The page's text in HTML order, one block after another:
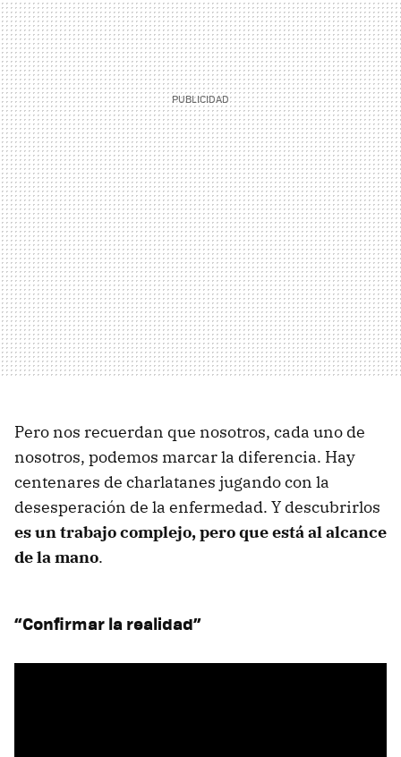
Pero nos recuerdan que nosotros, cada uno de
nosotros, podemos marcar la diferencia. Hay
centenares de charlatanes jugando con la
desesperación de la enfermedad. Y descubrirlos
es un trabajo complejo, pero que está al alcance
de la mano.
“Confirmar la realidad”